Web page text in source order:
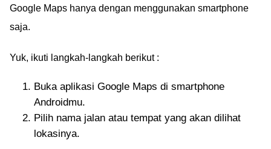
Google Maps hanya dengan menggunakan smartphone
saja.
Yuk, ikuti langkah-langkah berikut :
Buka aplikasi Google Maps di smartphone
Androidmu.
Pilih nama jalan atau tempat yang akan dilihat
lokasinya.